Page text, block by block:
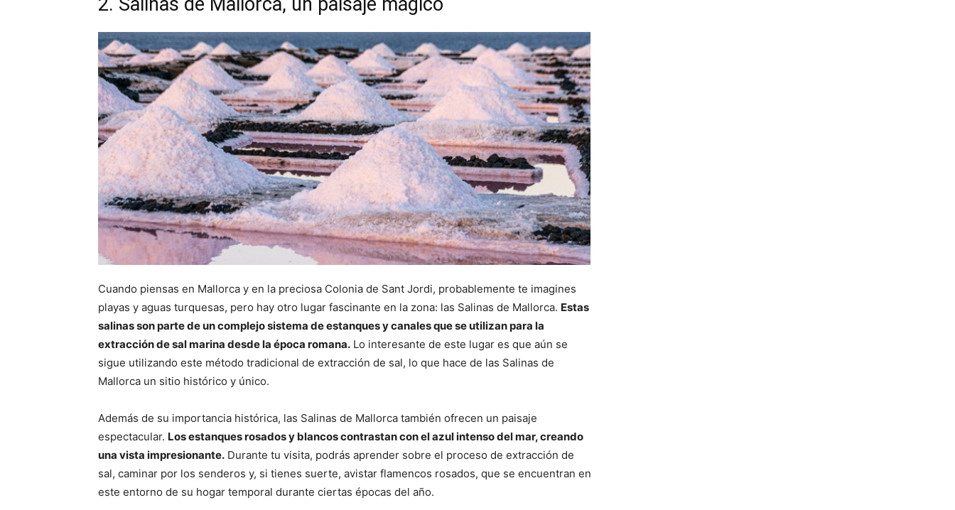
Cuando piensas en Mallorca y en la preciosa Colonia de Sant Jordi, probablemente te imagines
playas y aguas turquesas, pero hay otro lugar fascinante en la zona: las Salinas de Mallorca. Estas
salinas son parte de un complejo sistema de estanques y canales que se utilizan para la
extracción de sal marina desde la época romana. Lo interesante de este lugar es que aún se
sigue utilizando este método tradicional de extracción de sal, lo que hace de las Salinas de
Mallorca un sitio histórico y único.
Además de su importancia histórica, las Salinas de Mallorca también ofrecen un paisaje
espectacular. Los estanques rosados ​​y blancos contrastan con el azul intenso del mar, creando
una vista impresionante. Durante tu visita, podrás aprender sobre el proceso de extracción de
sal, caminar por los senderos y, si tienes suerte, avistar flamencos rosados, que se encuentran en
este entorno de su hogar temporal durante ciertas épocas del año.